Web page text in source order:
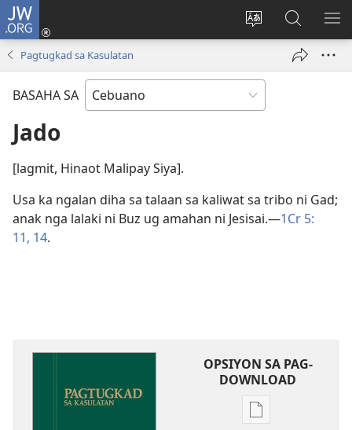
JW.ORG
Ilisi
pinulongan
sa
site
Log
ug
Pangitaa
sa
JW.ORG
Pagtugkad sa Kasulatan
BASAHA SA
Jado
[lagmit, Hinaot Malipay Siya].
Usa ka ngalan diha sa talaan sa kaliwat sa tribo ni Gad;
anak nga lalaki ni Buz ug amahan ni Jesisai.​—1Cr 5:​
11, 14.
OPSIYON SA PAG-
DOWNLOAD
Opsiyon